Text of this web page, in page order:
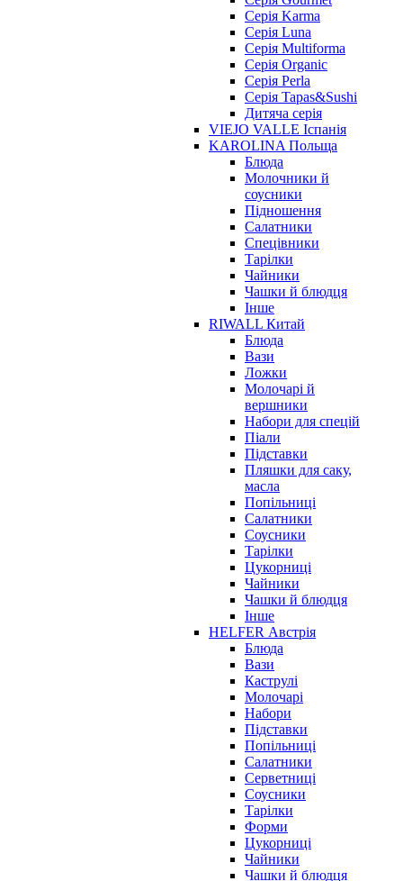
Серія Karma
Серія Luna
Серія Multiforma
Серія Organic
Серія Perla
Серія Tapas&Sushi
Дитяча серія
VIEJO VALLE Іспанія
KAROLINA Польща
Блюда
Молочники й
соусники
Підношення
Салатники
Спецівники
Тарілки
Чайники
Чашки й блюдця
Інше
RIWALL Китай
Блюда
Вази
Ложки
Молочарі й
вершники
Набори для спецій
Піали
Підставки
Пляшки для саку,
масла
Попільниці
Салатники
Соусники
Тарілки
Цукорниці
Чайники
Чашки й блюдця
Інше
HELFER Австрія
Блюда
Вази
Каструлі
Молочарі
Набори
Підставки
Попільниці
Салатники
Серветниці
Соусники
Тарілки
Форми
Цукорниці
Чайники
Чашки й блюдця